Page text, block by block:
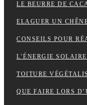
ELAGUER UN
QUE FAIRE LORS